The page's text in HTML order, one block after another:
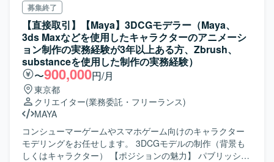
ど、ディレクション業務全般 ・デジタル上でのトレンドの
リサーチ業務 ・アナリティクス等を利用した分析業務 ・コ
スト管理、イベント参加など一般的な編集業務全般 となり
ます。 今年5月、今後の成長に向け、大幅なリニューアルを
いたしました。 新しくなったサイトを、さらに支持される
メディアにしていただくことに参加いただく業務になりま
す。
募集終了
【直接取引】【Maya】3DCGモデラー（Maya、
3ds Maxなどを使用したキャラクターのアニメーシ
ョン制作の実務経験が3年以上ある方、Zbrush、
substanceを使用した制作の実務経験）
〜900,000円/月
東京都
クリエイター(業務委託・フリーランス)
MAYA
コンシューマーゲームやスマホゲーム向けのキャラクター
モデリングをお任せします。 3DCGモデルの制作（背景も
しくはキャラクター） 【ポジションの魅力】 パブリッシャ